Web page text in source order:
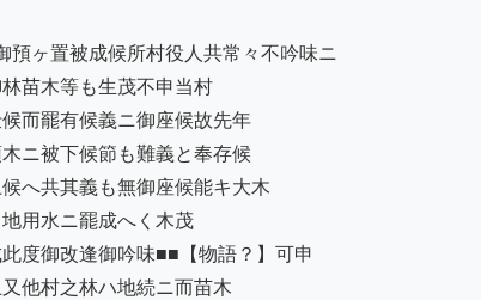
木等も生茂不申当村
罷有候義ニ御座候故先年ゟ
被下候節も難義と奉存候
共其義も無御座候能キ大木
水ニ罷成へく木茂
御改逢御吟味■■【物語？】可申
村之林ハ地続ニ而苗木